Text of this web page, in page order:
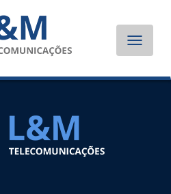
Toggle